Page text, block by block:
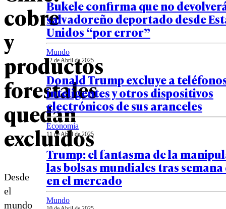
cobre
y
productos
forestales
quedan
excluidos
Desde
el
mundo
Bukele confirma que no
salvadoreño deportado desde
Unidos “por error”
Mundo
12 de Abril de 2025
Donald Trump excluye a
inteligentes y otros dispositivos
electrónicos de sus aranceles
Economía
11 de Abril de 2025
Trump: el fantasma de la
las bolsas mundiales tras
en el mercado
Mundo